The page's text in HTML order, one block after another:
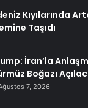
Kıyılarında
Taşıdı
İran’la
Boğazı
7, 2026